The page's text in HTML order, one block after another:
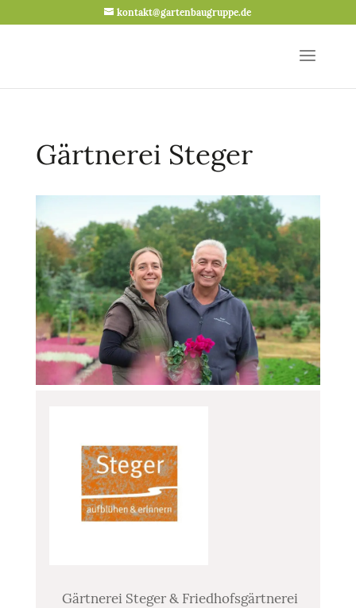
kontakt@gartenbaugruppe.de
Gärtnerei Steger
Gärtnerei Steger & Friedhofsgärtnerei